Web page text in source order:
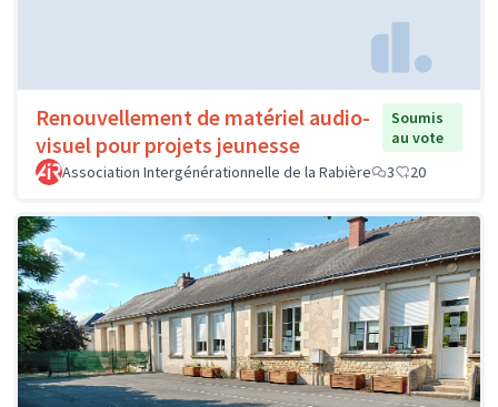
Renouvellement de matériel audio-
visuel pour projets jeunesse
Soumis
au vote
Association Intergénérationnelle de la Rabière
3 20